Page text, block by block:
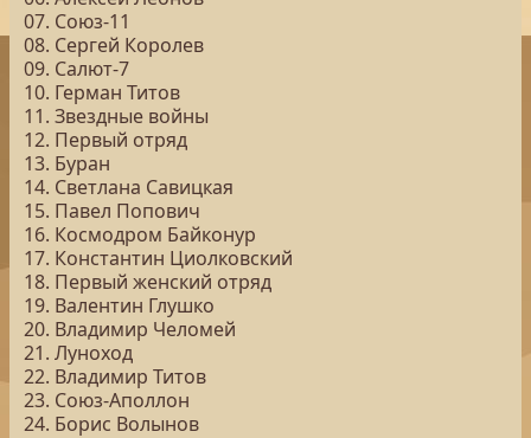
07. Союз-11
08. Сергей Королев
09. Салют-7
10. Герман Титов
11. Звездные войны
12. Первый отряд
13. Буран
14. Светлана Савицкая
15. Павел Попович
16. Космодром Байконур
17. Константин Циолковский
18. Первый женский отряд
19. Валентин Глушко
20. Владимир Челомей
21. Луноход
22. Владимир Титов
23. Союз-Аполлон
24. Борис Волынов